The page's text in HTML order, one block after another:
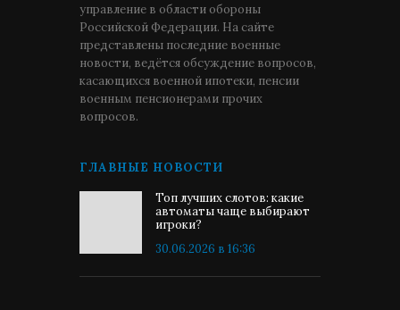
управление в области обороны
Российской Федерации. На сайте
представлены последние военные
новости, ведётся обсуждение вопросов,
касающихся военной ипотеки, пенсии
военным пенсионерами прочих
вопросов.
ГЛАВНЫЕ НОВОСТИ
Топ лучших слотов: какие
автоматы чаще выбирают
игроки?
30.06.2026 в 16:36